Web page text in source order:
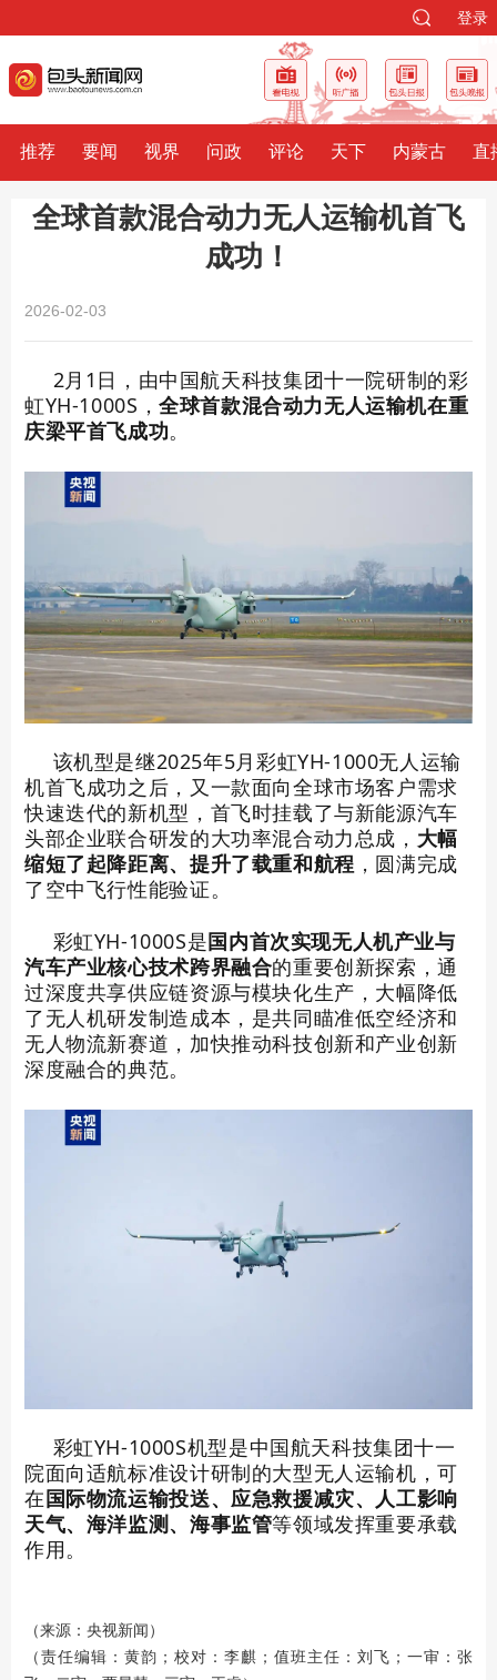
登录
推荐 要闻 视界 问政 评论 天下 内蒙古 直
全球首款混合动力无人运输机首飞
成功！
2026-02-03
2月1日， 由中国航天科技集团十一院研制的彩
虹YH-1000S，全球首款混合动力无人运输机在重
庆梁平首飞成功。
该机型是继2025年5月彩虹YH-1000无人运输
机首飞成功之后，又一款面向全球市场客户需求
快速迭代的新机型，首飞时挂载了与新能源汽车
头部企业联合研发的大功率混合动力总成， 大幅
缩短了起降距离、提升了载重和航程 ，圆满完成
了空中飞行性能验证。
彩虹YH-1000S是国内首次实现无人机产业与
汽车产业核心技术跨界融合的重要创新探索，通
过深度共享供应链资源与模块化生产，大幅降低
了无人机研发制造成本，是共同瞄准低空经济和
无人物流新赛道，加快推动科技创新和产业创新
深度融合的典范。
彩虹YH-1000S机型是中国航天科技集团十一
院面向适航标准设计研制的大型无人运输机，可
在国际物流运输投送、应急救援减灾、人工影响
天气、海洋监测、海事监管等领域发挥重要承载
作用。
（来源：央视新闻）
（责任编辑：黄韵；校对：李麒；值班主任：刘飞；一审：张